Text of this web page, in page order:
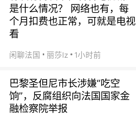
是什么情况？ 网络也有，每
个月扣费也正常，可就是电视
看
闲聊法国 丽莎lz 1小时前
巴黎圣但尼市长涉嫌“吃空
饷”，反腐组织向法国国家金
融检察院举报